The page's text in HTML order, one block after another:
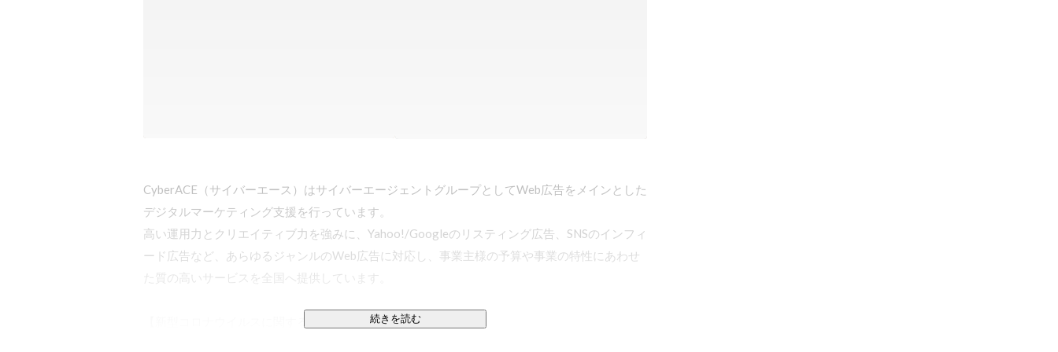
CyberACE（サイバーエース）はサイバーエージェントグループとしてWeb広告をメインとした
デジタルマーケティング支援を行っています。
高い運用力とクリエイティブ力を強みに、Yahoo!/Googleのリスティング広告、SNSのインフィ
ード広告など、あらゆるジャンルのWeb広告に対応し、事業主様の予算や事業の特性にあわせ
た質の高いサービスを全国へ提供しています。
続きを読む